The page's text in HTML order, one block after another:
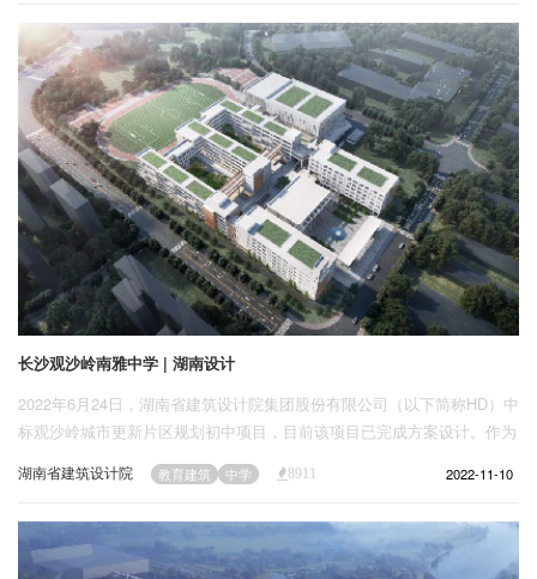
长沙观沙岭南雅中学 | 湖南设计
2022年6月24日，湖南省建筑设计院集团股份有限公司（以下简称HD）中
标观沙岭城市更新片区规划初中项目，目前该项目已完成方案设计。作为
长沙重要的中学建筑及长沙中学教育的知名品牌，观沙岭南雅中学为观沙
岭片区补充了初中教育资源，提升了片区整体中学教育品质，为区域发展
湖南省建筑设计院 教育建筑 中学 8911 2022-11-10